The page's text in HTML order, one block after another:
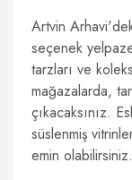
Artvin
seçenek
tarzları ve
mağazalarda,
çıkacaksınız.
süslenmiş
emin olabilirsiniz.